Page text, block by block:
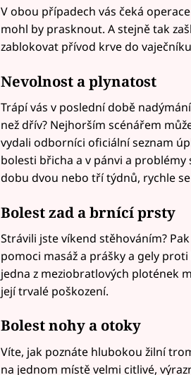
V obou případech vás čeká
mohl by prasknout. A stejně tak
zablokovat přívod krve do
Nevolnost a plynatost
Trápí vás v poslední době
než dřív? Nejhorším scénářem
vydali odborníci oficiální seznam
bolesti břicha a v pánvi a
dobu dvou nebo tří týdnů, rychle
Bolest zad a brnící prsty
Strávili jste víkend stěhováním?
pomoci masáž a prášky a gely
jedna z meziobratlových plotének
její trvalé poškození.
Bolest nohy a otoky
Víte, jak poznáte hlubokou žilní
na jednom místě velmi citlivé,